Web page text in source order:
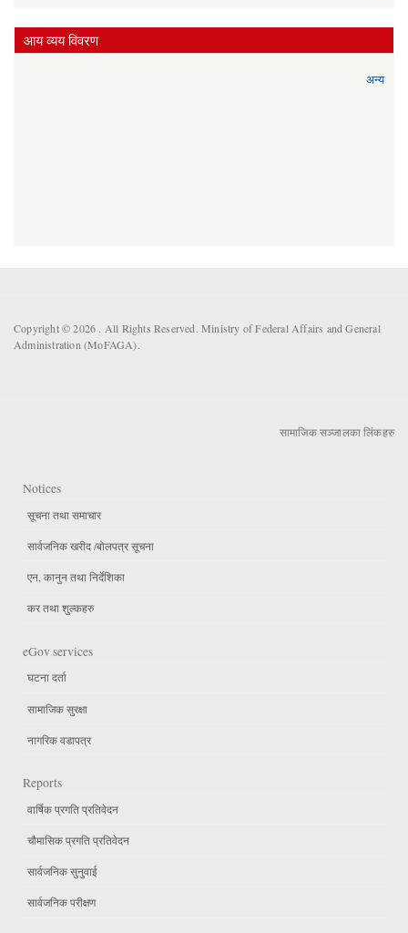
आय व्यय विवरण
अन्य
Copyright © 2026 . All Rights Reserved. Ministry of Federal Affairs and General
Administration (MoFAGA).
सामाजिक सञ्जालका लिंकहरु
Notices
सूचना तथा समाचार
सार्वजनिक खरीद /बोलपत्र सूचना
एन, कानुन तथा निर्देशिका
कर तथा शुल्कहरु
eGov services
घटना दर्ता
सामाजिक सुरक्षा
नागरिक वडापत्र
Reports
वार्षिक प्रगति प्रतिवेदन
चौमासिक प्रगति प्रतिवेदन
सार्वजनिक सुनुवाई
सार्वजनिक परीक्षण